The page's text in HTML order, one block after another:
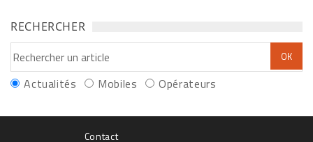
RECHERCHER
Actualités Mobiles Opérateurs
Contact